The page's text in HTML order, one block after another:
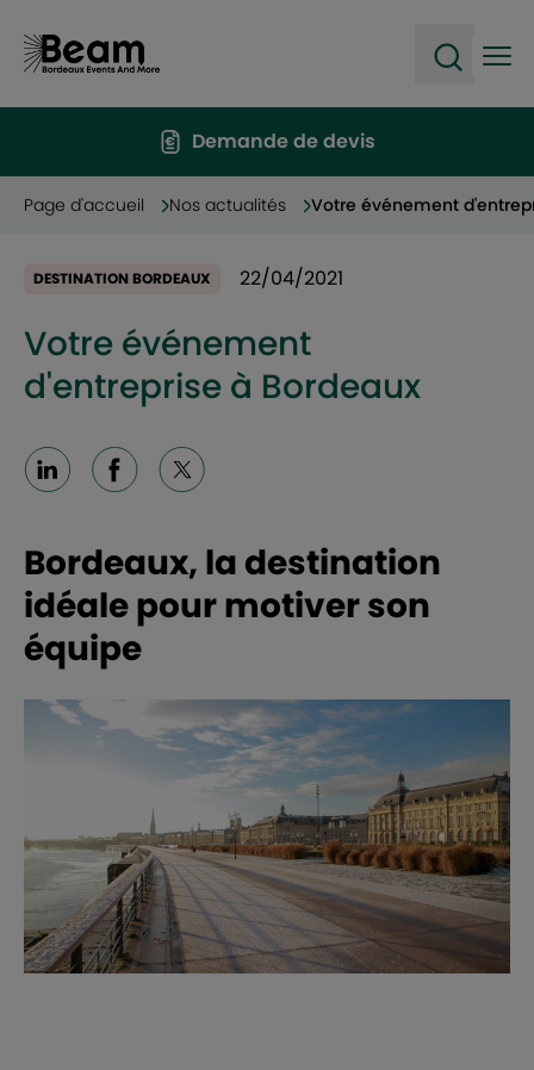
Demande de devis
Page d'accueil Nos actualités Votre événement
DESTINATION BORDEAUX 22/04/2021
Votre événement
d'entreprise à Bordeaux
LinkedinFacebook
X
Bordeaux, la destination
idéale pour motiver son
équipe